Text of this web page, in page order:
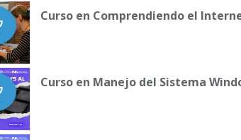
Curso en Comprendiendo el
Curso en Manejo del Sistema